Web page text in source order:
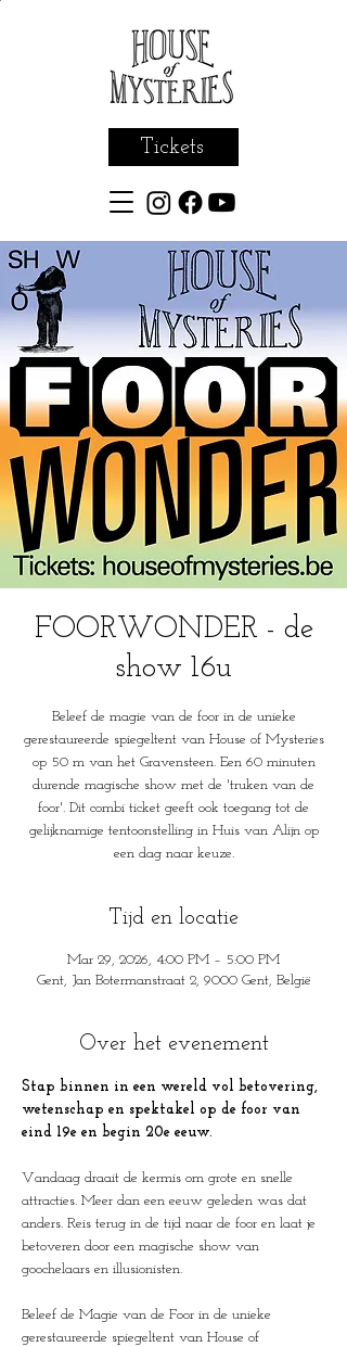
Tickets
FOORWONDER - de
show 16u
Beleef de magie van de foor in de unieke
gerestaureerde spiegeltent van House of Mysteries
op 50 m van het Gravensteen. Een 60 minuten
durende magische show met de 'truken van de
foor'. Dit combi ticket geeft ook toegang tot de
gelijknamige tentoonstelling in Huis van Alijn op
een dag naar keuze.
Tijd en locatie
Mar 29, 2026, 4:00 PM – 5:00 PM
Gent, Jan Botermanstraat 2, 9000 Gent, België
Over het evenement
Stap binnen in een wereld vol betovering,
wetenschap en spektakel op de foor van
eind 19e en begin 20e eeuw.
Vandaag draait de kermis om grote en snelle
attracties. Meer dan een eeuw geleden was dat
anders. Reis terug in de tijd naar de foor en laat je
betoveren door een magische show van
goochelaars en illusionisten.
Beleef de Magie van de Foor in de unieke
gerestaureerde spiegeltent van House of